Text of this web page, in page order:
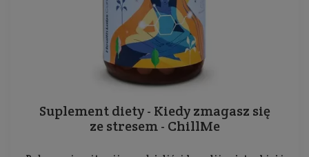
Suplement diety - Kiedy zmagasz się
ze stresem - ChillMe